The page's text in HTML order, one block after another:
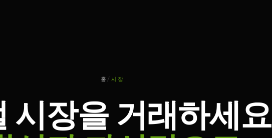
홈 / 시장
시장을 거래하세요